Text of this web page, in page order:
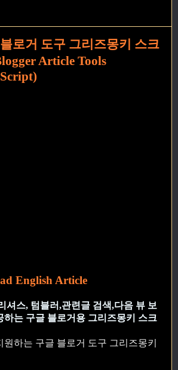
로거 도구 그리즈몽키 스크
Article Tools
English Article
셔스, 텀블러,관련글 검색,다음 뷰 보
하는 구글 블로거용 그리즈몽키 스크
원하는 구글 블로거 도구 그리즈몽키